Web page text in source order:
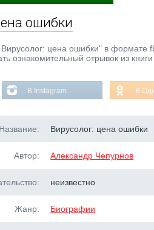
ошибки
Вирусолог: цена ошибки" в
ознакомительный отрывок из
В Instagram В
Название: Вирусолог: цена ошибки
Автор: Александр Чепурнов
неизвестно
Жанр: Биографии